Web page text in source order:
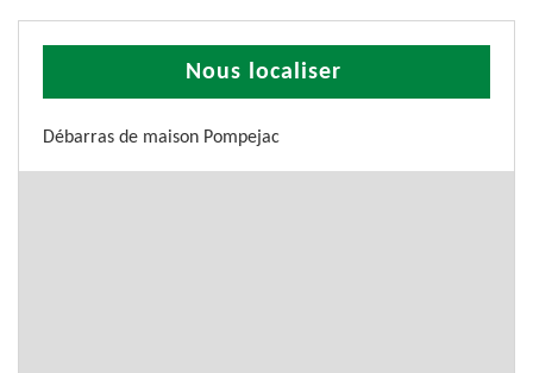
Nous localiser
Débarras de maison Pompejac